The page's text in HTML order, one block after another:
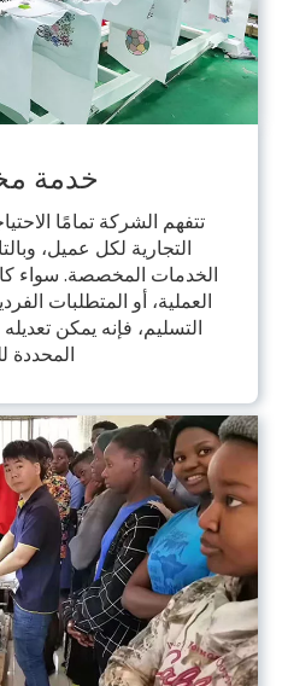
خدمة
تتفهم الشركة تمامًا
التجارية لكل عميل،
الخدمات المخصصة. سواء
العملية، أو المتطلبات
التسليم، فإنه يمكن
المحددة